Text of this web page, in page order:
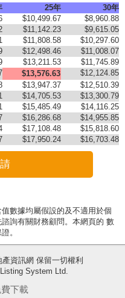
25年
30年
$10,499.67
$8,960.88
$11,142.23
$9,615.05
$11,808.58
$10,297.60
$12,498.46
$11,008.07
$13,211.53
$11,745.89
$13,576.63
$12,124.85
$13,947.37
$12,510.39
$14,705.53
$13,300.79
$15,485.49
$14,116.25
$16,286.68
$14,955.85
$17,108.48
$15,818.60
$17,950.24 $16,703.48
數據均屬假設的及不適用於個
詢有關財務顧問。本網頁的 數
。
資訊網 保留一切權利
System Ltd.
下載